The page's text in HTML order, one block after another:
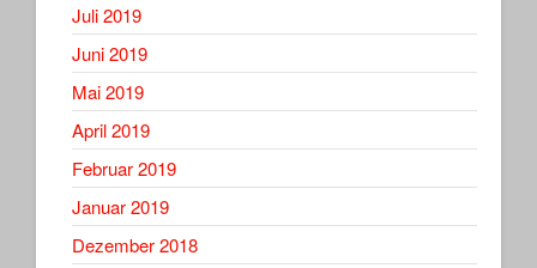
Juli 2019
Juni 2019
Mai 2019
April 2019
Februar 2019
Januar 2019
Dezember 2018